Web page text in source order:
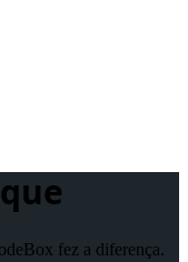
fez a diferença.